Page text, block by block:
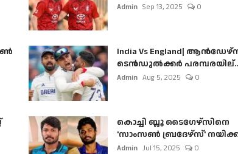
Admin Sep 13, 2025 0
India Vs England|
ടെൻഡുല്‍ക്കർ
Admin Aug 5, 2025 0
കൊച്ചി ബ്ലൂ ടൈഗേഴ്സിനെ
'സാംസൺ ബ്രദേഴ്സ്'
Admin Jul 15, 2025 0